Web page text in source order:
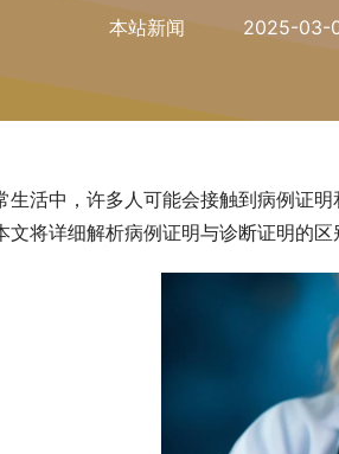
本站新闻 2025-03-
生活中，许多人可能会接触到病例证
文将详细解析病例证明与诊断证明的